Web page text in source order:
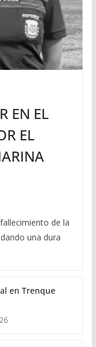
EN EL
EL
de la
una dura
en Trenque